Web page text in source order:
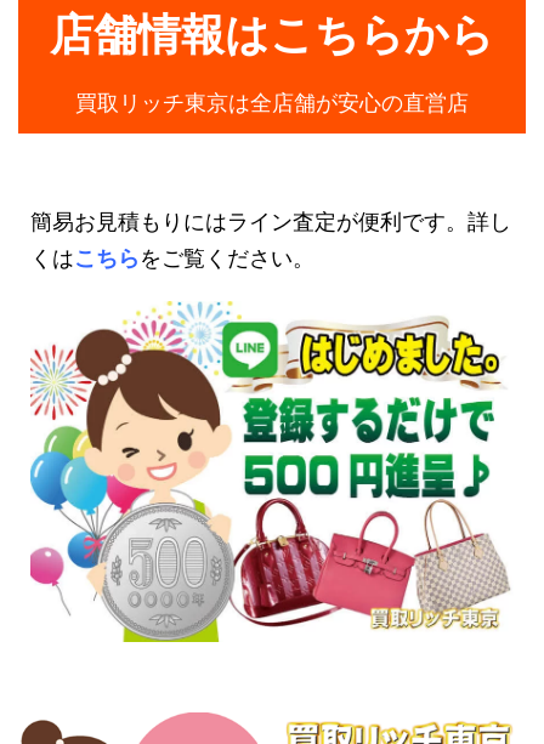
店舗情報はこちらから
買取リッチ東京は全店舗が安心の直営店
簡易お見積もりにはライン査定が便利です。詳し
くはこちらをご覧ください。